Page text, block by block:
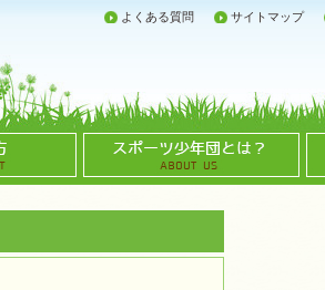
よくある質問 サイトマップ